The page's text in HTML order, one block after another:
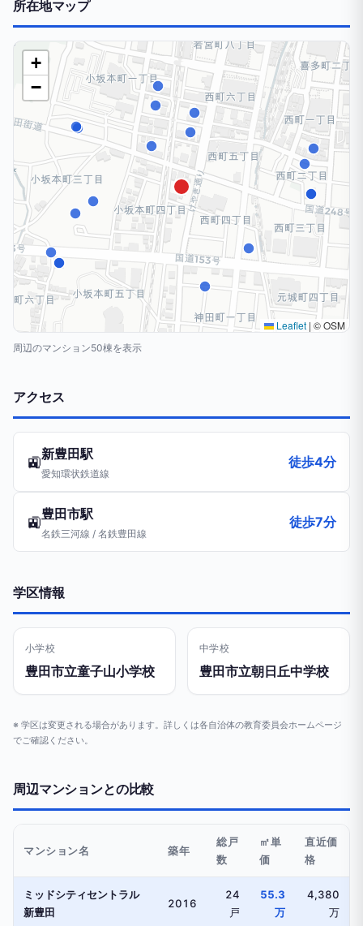
所在地マップ
+
−
Leaflet | © OSM
周辺のマンション50棟を表示
アクセス
🚉新豊田駅
愛知環状鉄道線
徒歩4分
🚉豊田市駅
名鉄三河線 / 名鉄豊田線
徒歩7分
学区情報
小学校
豊田市立童子山小学校
中学校
豊田市立朝日丘中学校
※ 学区は変更される場合があります。詳しくは各自治体の教育委員会ホームページ
でご確認ください。
周辺マンションとの比較
マンション名 築年
総戸
数
㎡単
価
直近価
格
ミッドシティセントラル
新豊田
2016
24
戸
55.3
万
4,380
万